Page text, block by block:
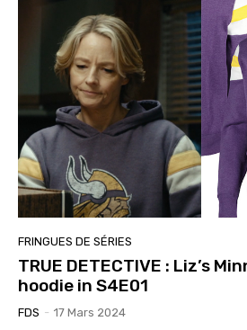
FRINGUES DE SÉRIES
TRUE DETECTIVE : Liz’s
hoodie in S4E01
FDS - 17 Mars 2024